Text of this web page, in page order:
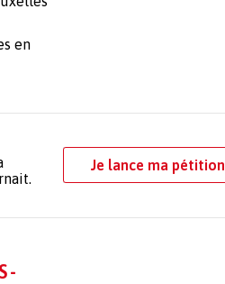
en
Je lance ma pétition
-